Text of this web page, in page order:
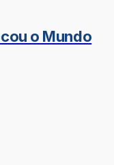
o Mundo